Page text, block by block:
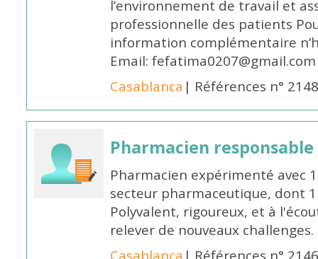
l’environnement de travail et
professionnelle des patients
information complémentaire
Email: fefatima0207@gmail.com
Casablanca | Références n°
Pharmacien responsable
Pharmacien expérimenté avec
secteur pharmaceutique, dont
Polyvalent, rigoureux, et à
relever de nouveaux